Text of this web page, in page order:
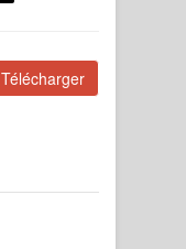
Télécharger